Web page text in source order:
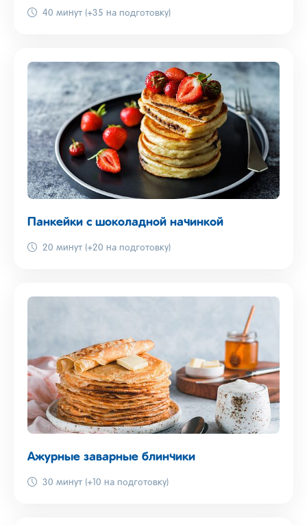
40 минут (+35 на подготовку)
Панкейки с шоколадной начинкой
20 минут (+20 на подготовку)
Ажурные заварные блинчики
30 минут (+10 на подготовку)